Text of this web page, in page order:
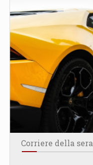
Corriere della sera